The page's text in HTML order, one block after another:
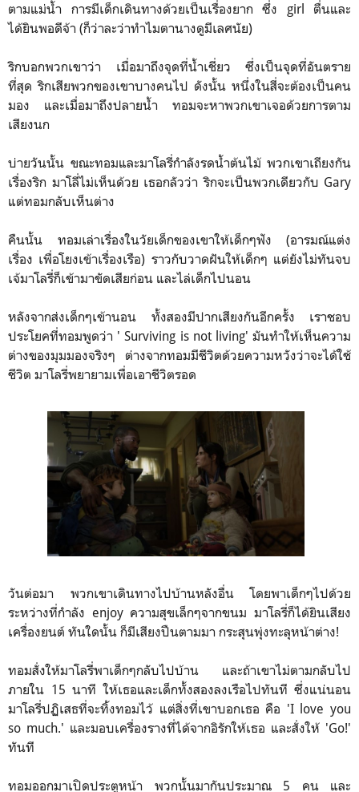
ตามแม่น้ำ การมีเด็กเดินทางด้วยเป็นเรื่องยาก ซึ่ง girl ตื่นและ
ได้ยินพอดีจ้า (ก็ว่าละว่าทำไมตานางดูมีเลศนัย)
ริกบอกพวกเขาว่า เมื่อมาถึงจุดที่น้ำเชี่ยว ซึ่งเป็นจุดที่อันตราย
ที่สุด ริกเสียพวกของเขาบางคนไป ดังนั้น หนึ่งในสี่จะต้องเป็นคน
มอง และเมื่อมาถึงปลายน้ำ ทอมจะหาพวกเขาเจอด้วยการตาม
เสียงนก
บ่ายวันนั้น ขณะทอมและมาโลรี่กำลังรดน้ำต้นไม้ พวกเขาเถียงกัน
เรื่องริก มาโลี่ไม่เห็นด้วย เธอกลัวว่า ริกจะเป็นพวกเดียวกับ Gary
แต่ทอมกลับเห็นต่าง
คืนนั้น ทอมเล่าเรื่องในวัยเด็กของเขาให้เด็กๆฟัง (อารมณ์แต่ง
เรื่อง เพื่อโยงเข้าเรื่องเรือ) ราวกับวาดฝันให้เด็กๆ แต่ยังไม่ทันจบ
เจ้มาโลรี่ก็เข้ามาขัดเสียก่อน และไล่เด็กไปนอน
หลังจากส่งเด็กๆเข้านอน ทั้งสองมีปากเสียงกันอีกครั้ง เราชอบ
ประโยคที่ทอมพูดว่า ' Surviving is not living' มันทำให้เห็นความ
ต่างของมุมมองจริงๆ ต่างจากทอมมีชีวิตด้วยความหวังว่าจะได้ใช้
ชีวิต มาโลรี่พยายามเพื่อเอาชีวิตรอด
วันต่อมา พวกเขาเดินทางไปบ้านหลังอื่น โดยพาเด็กๆไปด้วย
ระหว่างที่กำลัง enjoy ความสุขเล็กๆจากขนม มาโลรี่ก็ได้ยินเสียง
เครื่องยนต์ ทันใดนั้น ก็มีเสียงปืนตามมา กระสุนพุ่งทะลุหน้าต่าง!
ทอมสั่งให้มาโลรี่พาเด็กๆกลับไปบ้าน และถ้าเขาไม่ตามกลับไป
ภายใน 15 นาที ให้เธอและเด็กทั้งสองลงเรือไปทันที ซึ่งแน่นอน
มาโลรี่ปฏิเสธที่จะทิ้งทอมไว้ แต่สิ่งที่เขาบอกเธอ คือ 'I love you
so much.' และมอบเครื่องรางที่ได้จากอิรักให้เธอ และสั่งให้ 'Go!'
ทันที
ทอมออกมาเปิดประตูหน้า พวกนั้นมากันประมาณ 5 คน และ